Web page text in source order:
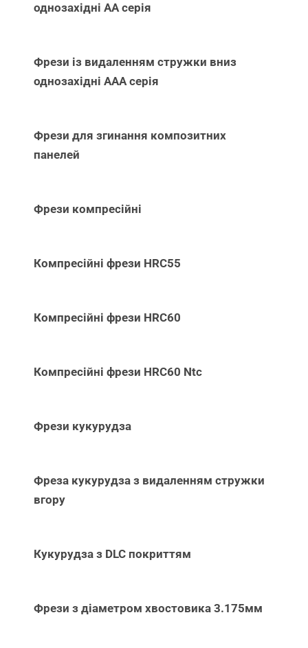
однозахідні АА серія
Фрези із видаленням стружки вниз
однозахідні ААА серія
Фрези для згинання композитних
панелей
Фрези компресійні
Компресійні фрези HRC55
Компресійні фрези HRC60
Компресійні фрези HRC60 Ntc
Фрези кукурудза
Фреза кукурудза з видаленням стружки
вгору
Кукурудза з DLC покриттям
Фрези з діаметром хвостовика 3.175мм